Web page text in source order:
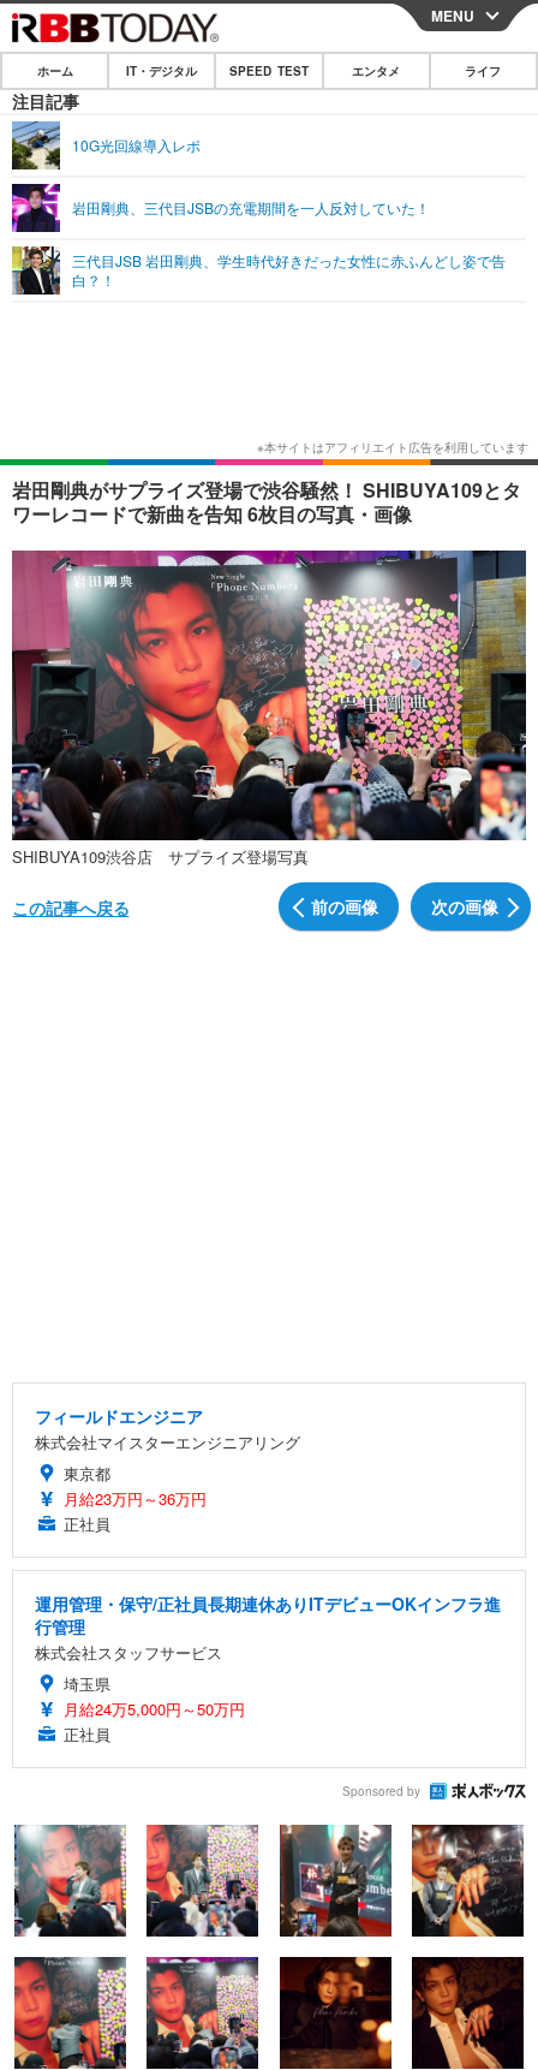
CLOSE
ホーム
IT・デジタル
ショッピング その他
SPEED TEST
エンタメ
エンタメTOP
ショッピング その他
ライフ
MENU
ホーム IT・デジタル SPEED TEST エンタメ ライフ
注目記事
10G光回線導入レポ
岩田剛典、三代目JSBの充電期間を一人反対していた！
三代目JSB 岩田剛典、学生時代好きだった女性に赤ふんどし姿で告
白？！
岩田剛典がサプライズ登場で渋谷騒然！ SHIBUYA109とタ
ワーレコードで新曲を告知 6枚目の写真・画像
SHIBUYA109渋谷店 サプライズ登場写真
前の画像 次の画像
この記事へ戻る
フィールドエンジニア
株式会社マイスターエンジニアリング
東京都
月給23万円～36万円
正社員
運用管理・保守/正社員長期連休ありITデビューOKインフラ進
行管理
株式会社スタッフサービス
埼玉県
月給24万5,000円～50万円
正社員
Sponsored by